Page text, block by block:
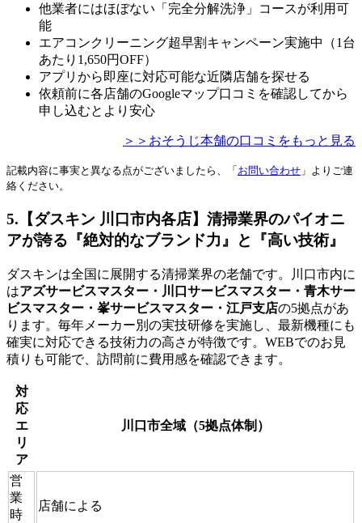
他業者にはほぼない「完全分解洗浄」コースが利用可
能
エアコンクリーニング超早割キャンペーン実施中（1台
あたり1,650円OFF）
アプリから即座に対応可能な近隣店舗を探せる
依頼前に各店舗のGoogleマップ口コミを確認してから
申し込むとより安心
＞＞おそうじ本舗の口コミをもっと見る
記載内容に事実と異なる点がございましたら、「 お問い合わせ 」よりご連
絡ください。
5.【ダスキン 川口市内各店】清掃業界のパイオニ
アが誇る『絶対的なブランド力』と『高い技術』
ダスキンは全国に展開する清掃業界の老舗です。川口市内に
はアズサービスマスター・川口サービスマスター・青木サー
ビスマスター・峯サービスマスター・江戸支店の5拠点があ
ります。毎年メーカー別の実技研修を実施し、最新機種にも
確実に対応できる技術力の高さが特徴です。WEBでのお見
積りも可能で、訪問前に費用感を確認できます。
対
応
エ
リ
ア
川口市全域（5拠点体制）
営
業
時
店舗による